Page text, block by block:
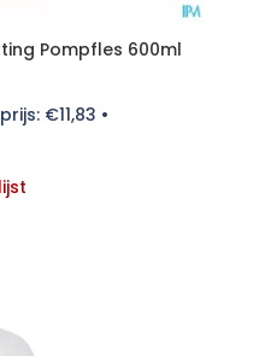
Pompfles 600ml
€11,83 •